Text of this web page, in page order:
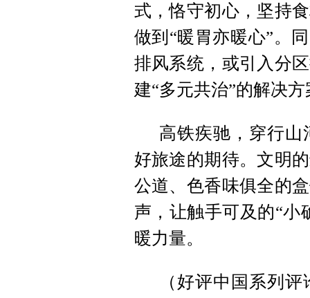
式，恪守初心，坚持
做到“暖胃亦暖心”。
排风系统，或引入分
建“多元共治”的解决
高铁疾驰，穿行
好旅途的期待。文明
公道、色香味俱全的
声，让触手可及的“小
暖力量。
（好评中国系列